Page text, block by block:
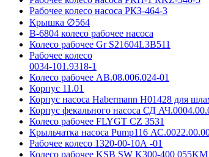
Рабочее колесо насоса РКЗ-464-3
Крышка ∅564
В-6804 колесо рабочее насоса
Колесо рабочее Gr S21604L3B511
Рабочее колесо
0034-101.9318-1
Колесо рабочее АВ.08.006.024-01
Корпус 11.01
Корпус насоса Habermann H01428 для
Корпус фекального насоса СД
Колесо рабочее FLYGT CZ 3531
Крыльчатка насоса Pump116
Рабочее колесо 1320-00-10А -01
Колесо рабочее KSB SW K300-400 055KM